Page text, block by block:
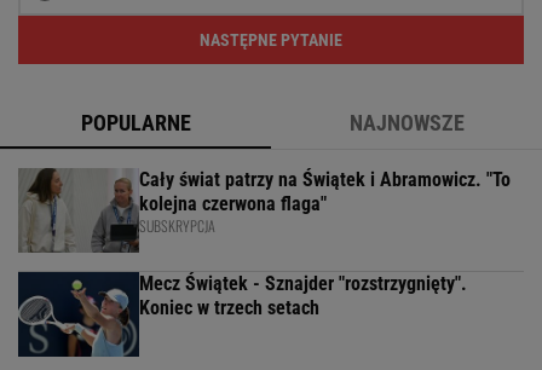
NASTĘPNE PYTANIE
POPULARNE NAJNOWSZE
Cały świat patrzy na Świątek i Abramowicz. "To
kolejna czerwona flaga"
SUBSKRYPCJA
Mecz Świątek - Sznajder "rozstrzygnięty".
Koniec w trzech setach